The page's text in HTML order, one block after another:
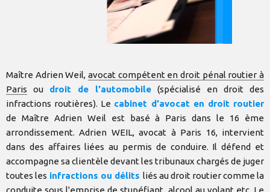
Maître Adrien Weil, avocat compétent en droit pénal routier à
Paris ou droit de l'automobile (spécialisé en droit des
infractions routières). Le cabinet d'avocat en droit routier
de Maître Adrien Weil est basé à Paris dans le 16 ème
arrondissement. Adrien WEIL, avocat à Paris 16, intervient
dans des affaires liées au permis de conduire. Il défend et
accompagne sa clientèle devant les tribunaux chargés de juger
toutes les infractions ou délits liés au droit routier comme la